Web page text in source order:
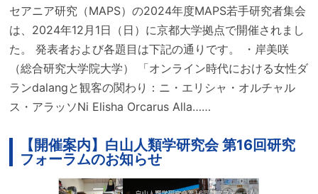
セアニア研究（MAPS）の2024年度MAPS若手研究者集会
は、2024年12月1日（日）に京都大学拠点で開催されまし
た。 発表者および各題目は下記の通りです。 ・岸美咲
（総合研究大学院大学） 「オンライン時代における女性ダ
ランdalangと観客の関わり：ニ・エリシャ・オルチャル
ス・アラッソNi Elisha Orcarus Alla……
【開催案内】白山人類学研究会 第16回研究
フォーラムのお知らせ